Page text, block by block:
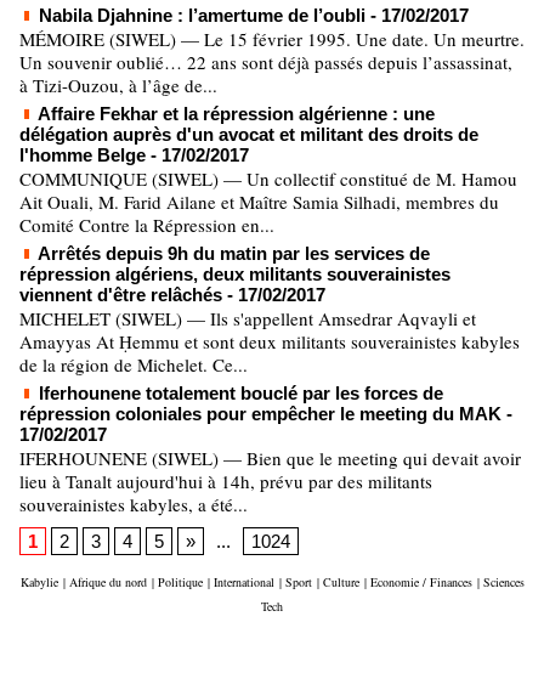
Nabila Djahnine : l’amertume de l’oubli - 17/02/2017
MÉMOIRE (SIWEL) — Le 15 février 1995. Une date. Un meurtre.
Un souvenir oublié… 22 ans sont déjà passés depuis l’assassinat,
à Tizi-Ouzou, à l’âge de...
Affaire Fekhar et la répression algérienne : une
délégation auprès d'un avocat et militant des droits de
l'homme Belge - 17/02/2017
COMMUNIQUE (SIWEL) — Un collectif constitué de M. Hamou
Ait Ouali, M. Farid Ailane et Maître Samia Silhadi, membres du
Comité Contre la Répression en...
Arrêtés depuis 9h du matin par les services de
répression algériens, deux militants souverainistes
viennent d'être relâchés - 17/02/2017
MICHELET (SIWEL) — Ils s'appellent Amsedrar Aqvayli et
Amayyas At Ḥemmu et sont deux militants souverainistes kabyles
de la région de Michelet. Ce...
Iferhounene totalement bouclé par les forces de
répression coloniales pour empêcher le meeting du MAK -
17/02/2017
IFERHOUNENE (SIWEL) — Bien que le meeting qui devait avoir
lieu à Tanalt aujourd'hui à 14h, prévu par des militants
souverainistes kabyles, a été...
1 2 3 4 5 » ... 1024
Kabylie | Afrique du nord | Politique | International | Sport | Culture | Economie / Finances | Sciences
Tech